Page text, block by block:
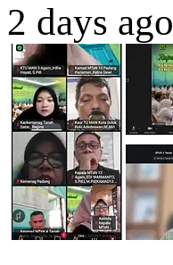
2 days ago